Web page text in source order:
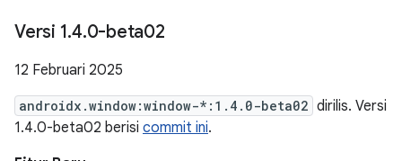
Versi 1.4.0-beta02
12 Februari 2025
androidx.window:window-*:1.4.0-beta02 dirilis. Versi
1.4.0-beta02 berisi commit ini.